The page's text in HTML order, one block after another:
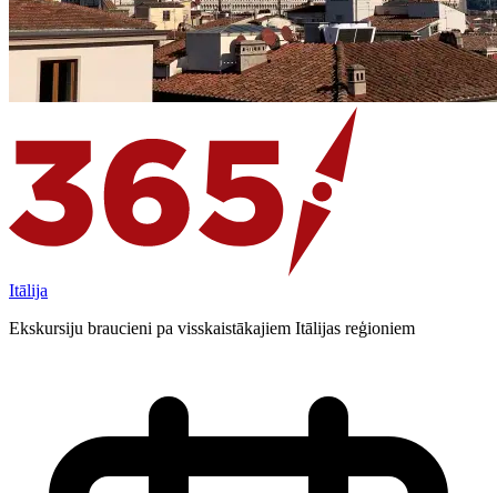
Itālija
Ekskursiju braucieni pa visskaistākajiem Itālijas reģioniem